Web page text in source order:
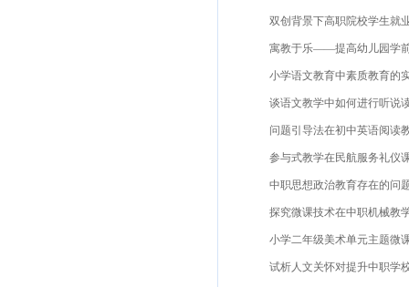
双创背景下高职院校学生就业
寓教于乐——提高幼儿园学前
小学语文教育中素质教育的实
谈语文教学中如何进行听说读
问题引导法在初中英语阅读教
参与式教学在民航服务礼仪课
中职思想政治教育存在的问题
探究微课技术在中职机械教学
小学二年级美术单元主题微课
试析人文关怀对提升中职学校